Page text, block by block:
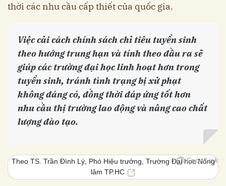
thời các nhu cầu cấp thiết của quốc gia.
Việc cải cách chính sách chỉ tiêu tuyển sinh
theo hướng trung hạn và tính theo đầu ra sẽ
giúp các trường đại học linh hoạt hơn trong
tuyển sinh, tránh tình trạng bị xử phạt
không đáng có, đồng thời đáp ứng tốt hơn
nhu cầu thị trường lao động và nâng cao chất
lượng đào tạo.
Theo TS. Trần Đình Lý, Phó Hiệu trưởng, Trường Đại học Nông
lâm TP.HC
Copy Link